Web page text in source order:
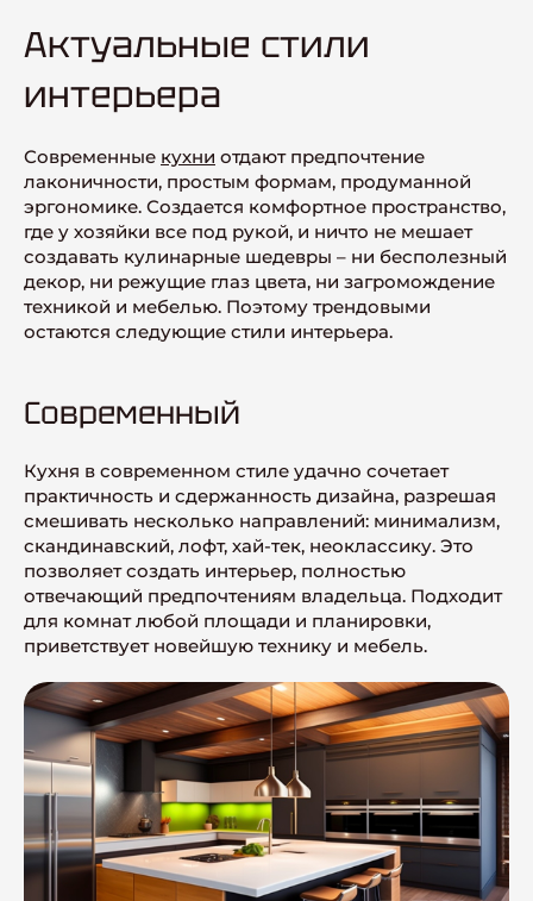
Актуальные стили
интерьера
Современные кухни отдают предпочтение
лаконичности, простым формам, продуманной
эргономике. Создается комфортное пространство,
где у хозяйки все под рукой, и ничто не мешает
создавать кулинарные шедевры – ни бесполезный
декор, ни режущие глаз цвета, ни загромождение
техникой и мебелью. Поэтому трендовыми
остаются следующие стили интерьера.
Современный
Кухня в современном стиле удачно сочетает
практичность и сдержанность дизайна, разрешая
смешивать несколько направлений: минимализм,
скандинавский, лофт, хай-тек, неоклассику. Это
позволяет создать интерьер, полностью
отвечающий предпочтениям владельца. Подходит
для комнат любой площади и планировки,
приветствует новейшую технику и мебель.